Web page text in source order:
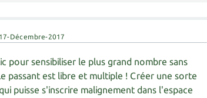
17-Décembre-2017
pour sensibiliser le plus grand nombre sans
passant est libre et multiple ! Créer une sorte
puisse s'inscrire malignement dans l'espace